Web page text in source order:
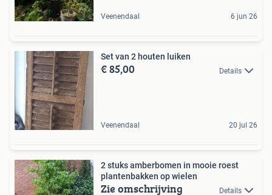
Veenendaal 6 jun 26
Set van 2 houten luiken
€ 85,00 Details
Veenendaal 20 jul 26
2 stuks amberbomen in mooie roest
plantenbakken op wielen
Zie omschrijving Details